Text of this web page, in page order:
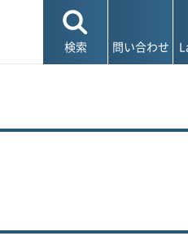
検索 問い合わせ